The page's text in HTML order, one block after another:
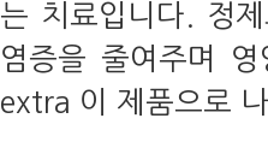
는 치료입니다. 정
염증을 줄여주며
extra 이 제품으로